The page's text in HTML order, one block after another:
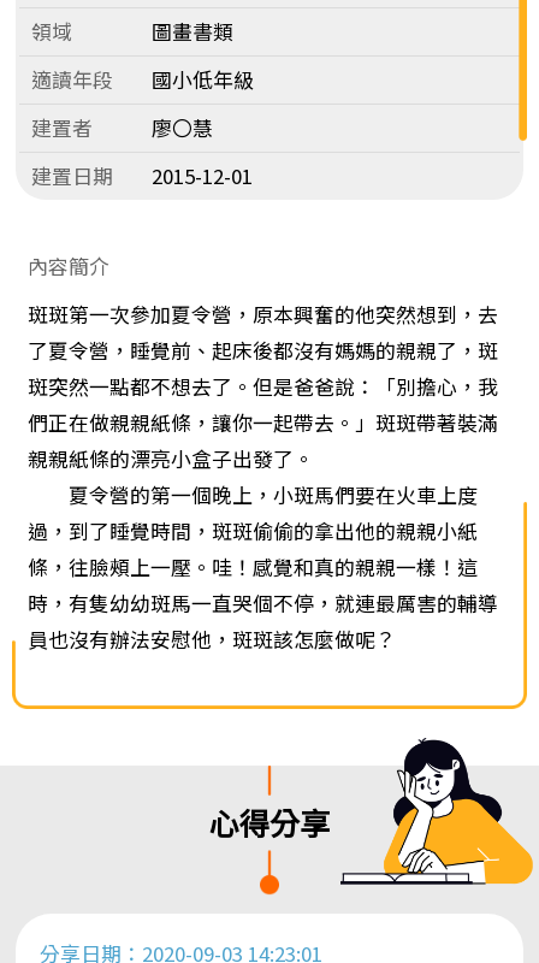
領域
圖畫書類
適讀年段
國小低年級
建置者
廖〇慧
建置日期
2015-12-01
內容簡介
斑斑第一次參加夏令營，原本興奮的他突然想到，去
了夏令營，睡覺前、起床後都沒有媽媽的親親了，斑
斑突然一點都不想去了。但是爸爸說：「別擔心，我
們正在做親親紙條，讓你一起帶去。」斑斑帶著裝滿
親親紙條的漂亮小盒子出發了。
夏令營的第一個晚上，小斑馬們要在火車上度
過，到了睡覺時間，斑斑偷偷的拿出他的親親小紙
條，往臉頰上一壓。哇！感覺和真的親親一樣！這
時，有隻幼幼斑馬一直哭個不停，就連最厲害的輔導
員也沒有辦法安慰他，斑斑該怎麼做呢？
心得分享
分享日期：2020-09-03 14:23:01